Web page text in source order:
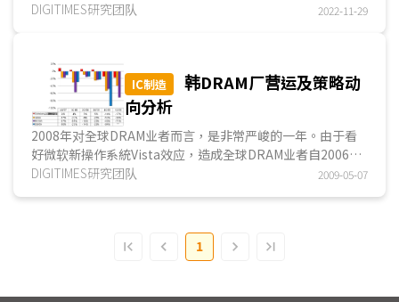
追在后；PS5主机销量受制于芯片短缺并影响游戏营收，促
DIGITIMES研究团队 2022-11-29
IC制造
韩DRAM厂营运及策略动
向分析
2008年对全球DRAM业者而言，是非常严峻的一年。由于看
好微软新操作系統Vista效应，造成全球DRAM业者自2006年
相继扩产，供过于求阴影至今挥之不去，造成DRAM价格连8
DIGITIMES研究团队 2009-05-07
1